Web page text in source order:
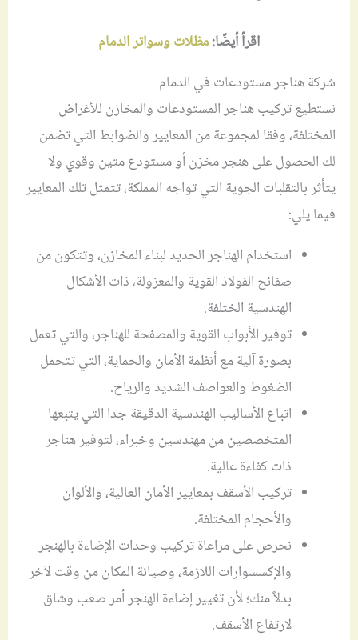
اقرأ أيضًا:مظلات وسواتر الدمام
شركة هناجر مستودعات في الدمام
نستطيع تركيب هناجر المستودعات والمخازن للأغراض
المختلفة، وفقا لمجموعة من المعايير والضوابط التي تضمن
لك الحصول على هنجر مخزن أو مستودع متين وقوي ولا
يتأثر بالتقلبات الجوية التي تواجه المملكة، تتمثل تلك المعايير
فيما يلي:
استخدام الهناجر الحديد لبناء المخازن، وتتكون من
صفائح الفولاذ القوية والمعزولة، ذات الأشكال
الهندسية الختلفة.
توفير الأبواب القوية والمصفحة للهناجر، والتي تعمل
بصورة آلية مع أنظمة الأمان والحماية، التي تتحمل
الضغوط والعواصف الشديد والرياح.
اتباع الأساليب الهندسية الدقيقة جدا التي يتبعها
المتخصصين من مهندسين وخبراء، لتوفير هناجر
ذات كفاءة عالية.
تركيب الأسقف بمعايير الأمان العالية، والألوان
والأحجام المختلفة.
نحرص على مراعاة تركيب وحدات الإضاءة بالهنجر
والإكسسوارات اللازمة، وصيانة المكان من وقت لآخر
بدلاً منك؛ لأن تغيير إضاءة الهنجر أمر صعب وشاق
لارتفاع الأسقف.